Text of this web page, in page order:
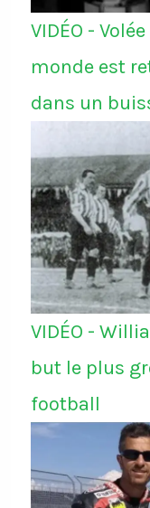
VIDÉO -
monde est
dans un
VIDÉO -
but le plus
football